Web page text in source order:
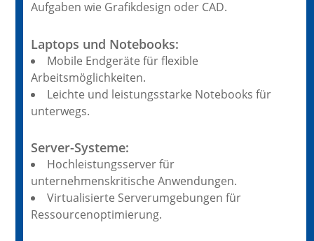
Aufgaben wie Grafikdesign oder CAD.
Laptops und Notebooks:
Mobile Endgeräte für flexible
Arbeitsmöglichkeiten.
Leichte und leistungsstarke Notebooks für
unterwegs.
Server-Systeme:
Hochleistungsserver für
unternehmenskritische Anwendungen.
Virtualisierte Serverumgebungen für
Ressourcenoptimierung.